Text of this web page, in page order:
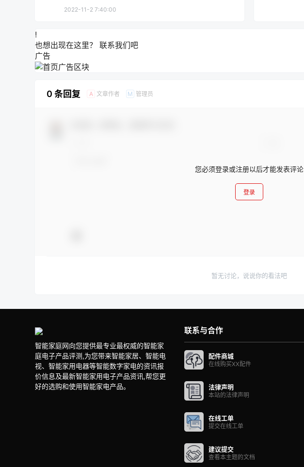
2022-11-2 7:40:00
!
也想出现在这里？ 联系我们吧
广告
0 条回复 A 文章作者 M 管理员
您必须登录或注册以后才能发表评论
登录
暂无讨论，说说你的看法吧
智能家庭网向您提供最专业最权威的智能家
庭电子产品评测,为您带来智能家居、智能电
视、智能家用电器等智能数字家电的资讯报
价信息及最新智能家用电子产品资讯,帮您更
好的选购和使用智能家电产品。
联系与合作
配件商城
在线购买XX配件
法律声明
本站的法律声明
在线工单
提交在线工单
建议提交
查看本主题的文档